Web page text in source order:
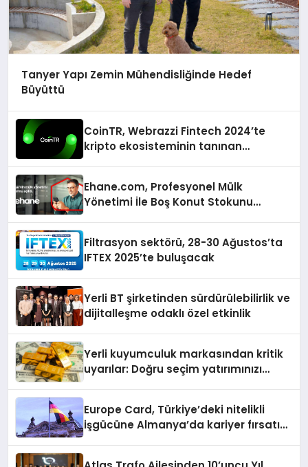
Tanyer Yapı Zemin Mühendisliğinde Hedef
Büyüttü
CoinTR, Webrazzi Fintech 2024’te
kripto ekosisteminin tanınan
Ehane.com, Profesyonel Mülk
Yönetimi İle Boş Konut Stokunu
Filtrasyon sektörü, 28-30 Ağustos’ta
IFTEX 2025’te buluşacak
Yerli BT şirketinden sürdürülebilirlik ve
dijitalleşme odaklı özel etkinlik
Yerli kuyumculuk markasından kritik
uyarılar: Doğru seçim yatırımınızı
Europe Card, Türkiye’deki nitelikli
işgücüne Almanya’da kariyer fırsatı